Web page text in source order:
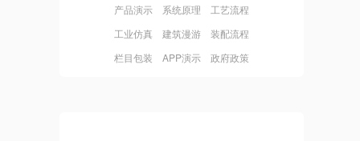
产品演示 系统原理 工艺流程
工业仿真 建筑漫游 装配流程
栏目包装 APP演示 政府政策